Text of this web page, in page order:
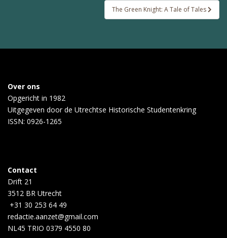
The Green Knight: A Tale of Tales
Over ons
Opgericht in 1982
Uitgegeven door de Utrechtse Historische Studentenkring
ISSN: 0926-1265
Contact
Drift 21
3512 BR Utrecht
+31 30 253 64 49
redactie.aanzet@gmail.com
NL45 TRIO 0379 4550 80